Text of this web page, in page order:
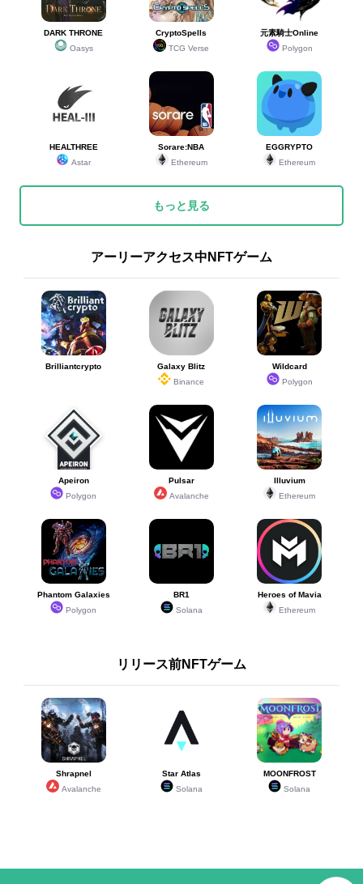
DARK THRONE
Oasys
CryptoSpells
TCG Verse
元素騎士Online
Polygon
HEALTHREE
Astar
Sorare:NBA
Ethereum
EGGRYPTO
Ethereum
もっと見る
アーリーアクセス中NFTゲーム
Brilliantcrypto
Galaxy Blitz
Binance
Wildcard
Polygon
Apeiron
Polygon
Pulsar
Avalanche
Illuvium
Ethereum
Phantom Galaxies
Polygon
BR1
Solana
Heroes of Mavia
Ethereum
リリース前NFTゲーム
Shrapnel
Avalanche
Star Atlas
Solana
MOONFROST
Solana